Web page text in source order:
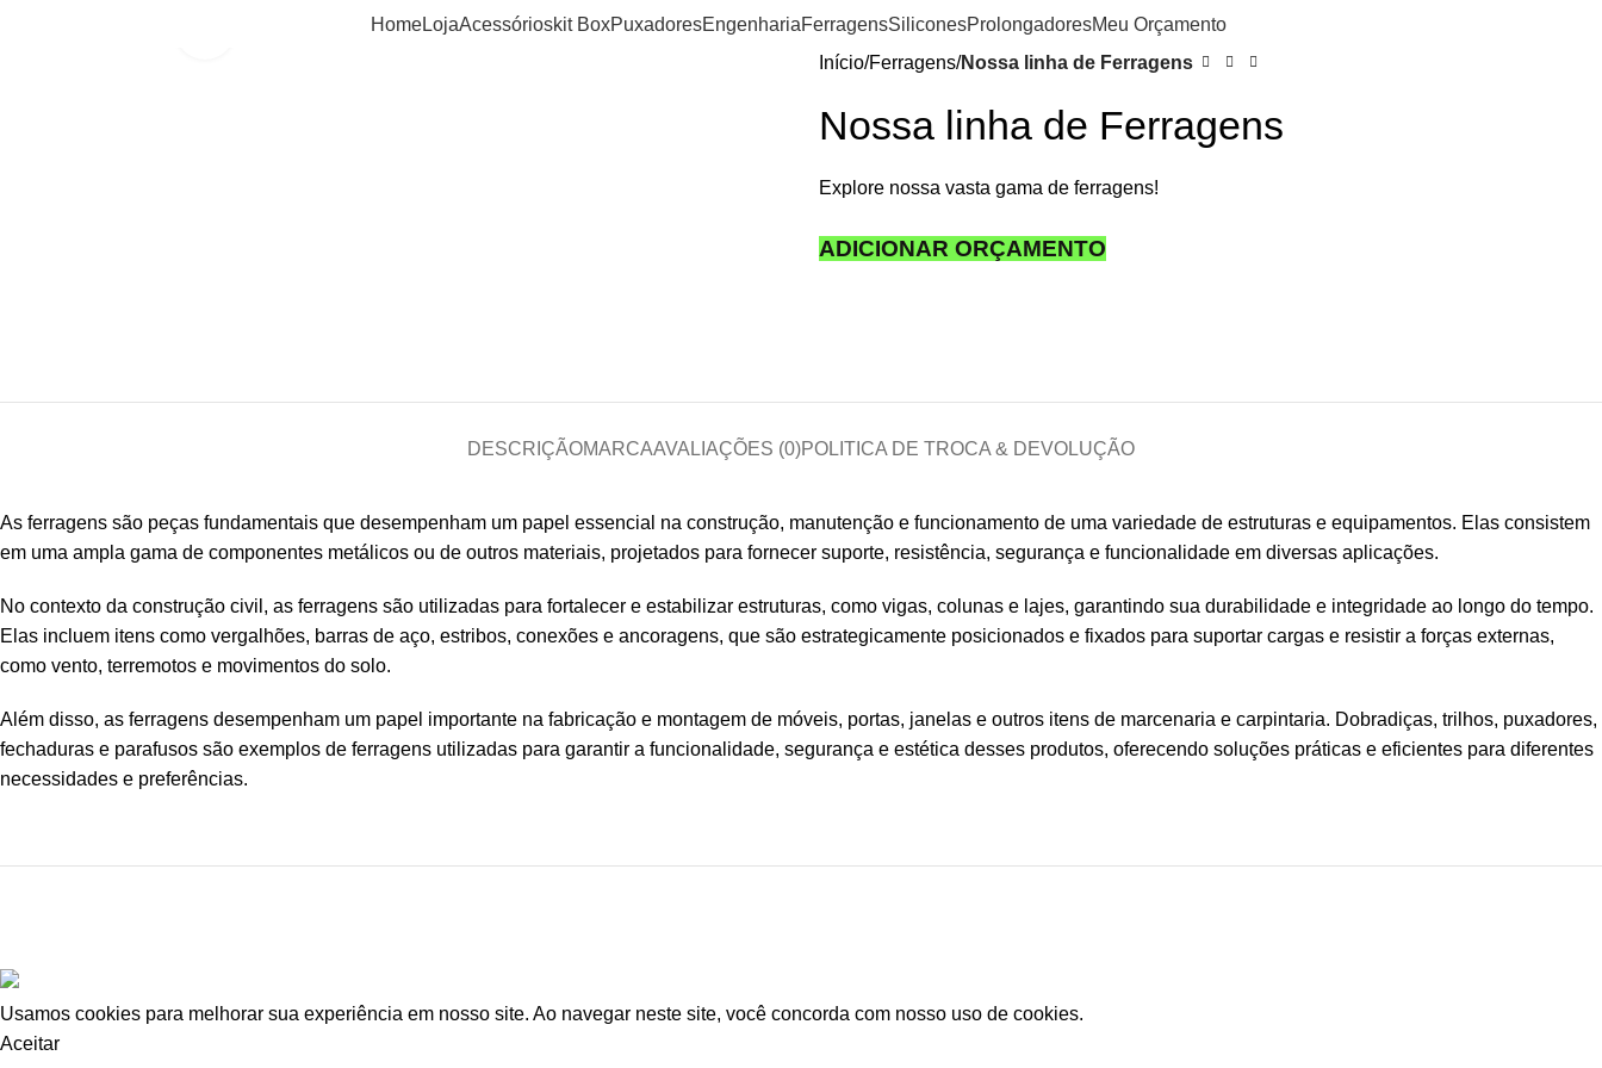
HomeLojaAcessórioskit BoxPuxadoresEngenhariaFerragensSiliconesProlongadoresMeu Orçamento
Clique para ampliar
Início Ferragens Nossa linha de Ferragens
Nossa linha de Ferragens
Explore nossa vasta gama de ferragens!
ADICIONAR ORÇAMENTO
DESCRIÇÃOMARCAAVALIAÇÕES (0)POLITICA DE TROCA & DEVOLUÇÃO
As ferragens são peças fundamentais que desempenham um papel essencial na construção, manutenção e funcionamento de uma variedade de estruturas e equipamentos. Elas consistem
em uma ampla gama de componentes metálicos ou de outros materiais, projetados para fornecer suporte, resistência, segurança e funcionalidade em diversas aplicações.
No contexto da construção civil, as ferragens são utilizadas para fortalecer e estabilizar estruturas, como vigas, colunas e lajes, garantindo sua durabilidade e integridade ao longo do tempo.
Elas incluem itens como vergalhões, barras de aço, estribos, conexões e ancoragens, que são estrategicamente posicionados e fixados para suportar cargas e resistir a forças externas,
como vento, terremotos e movimentos do solo.
Além disso, as ferragens desempenham um papel importante na fabricação e montagem de móveis, portas, janelas e outros itens de marcenaria e carpintaria. Dobradiças, trilhos, puxadores,
fechaduras e parafusos são exemplos de ferragens utilizadas para garantir a funcionalidade, segurança e estética desses produtos, oferecendo soluções práticas e eficientes para diferentes
necessidades e preferências.
Usamos cookies para melhorar sua experiência em nosso site. Ao navegar neste site, você concorda com nosso uso de cookies.
Aceitar